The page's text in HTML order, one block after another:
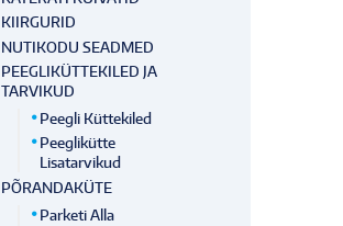
KIIRGURID
NUTIKODU SEADMED
PEEGLIKÜTTEKILED JA
TARVIKUD
Peegli Küttekiled
Peeglikütte
Lisatarvikud
PÕRANDAKÜTE
Parketi Alla